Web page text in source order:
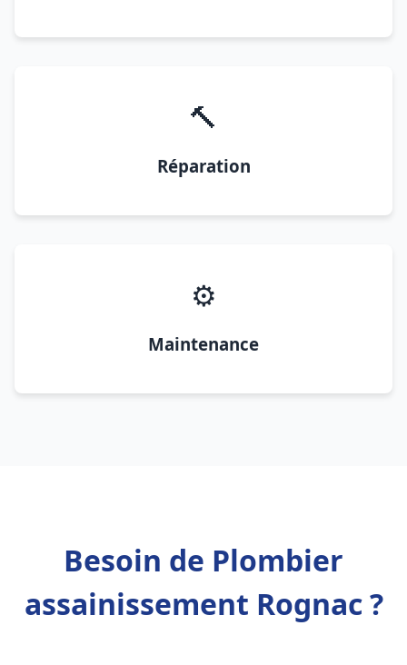
🔨
Réparation
⚙️
Maintenance
Besoin de Plombier
assainissement Rognac ?